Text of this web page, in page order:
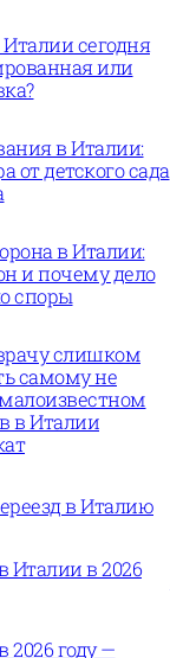
сегодня
или
в Италии:
от детского сада
в Италии:
и почему дело
споры
слишком
самому не
в Италии
в Италию
в 2026
2026 году —